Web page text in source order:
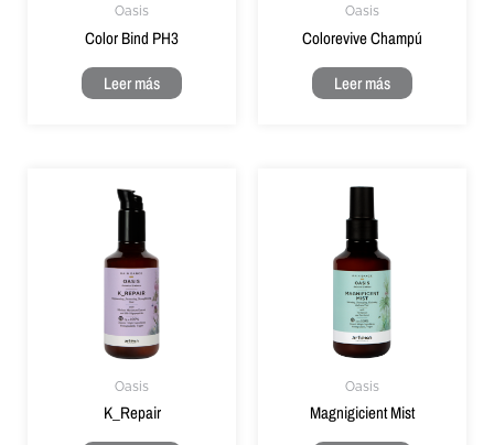
Oasis
Color Bind PH3
Leer más
Oasis
Colorevive Champú
Leer más
Oasis
K_Repair
Oasis
Magnigicient Mist